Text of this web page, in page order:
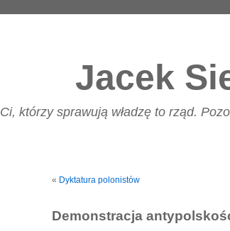
Jacek
Ci, którzy sprawują władzę to rząd.
« Dyktatura polonistów
Demonstracja